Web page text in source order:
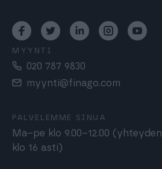
MYYNTI
020 787 9830
myynti@finago.com
PALVELEMME SINUA
Ma–pe klo 9.00–12.00
klo 16 asti)